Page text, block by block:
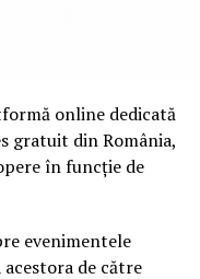
online dedicată
gratuit din România,
în funcție de
evenimentele
de către